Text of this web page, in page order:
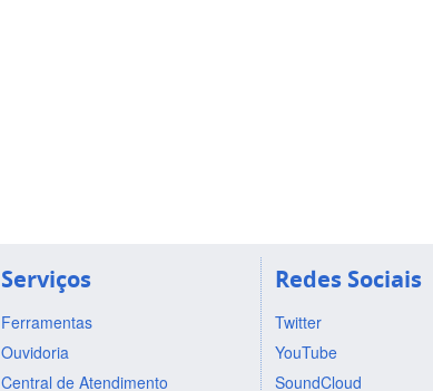
Serviços
Ferramentas
Ouvidoria
Central de Atendimento
Redes Sociais
Twitter
YouTube
SoundCloud